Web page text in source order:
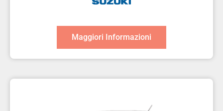
Maggiori Informazioni